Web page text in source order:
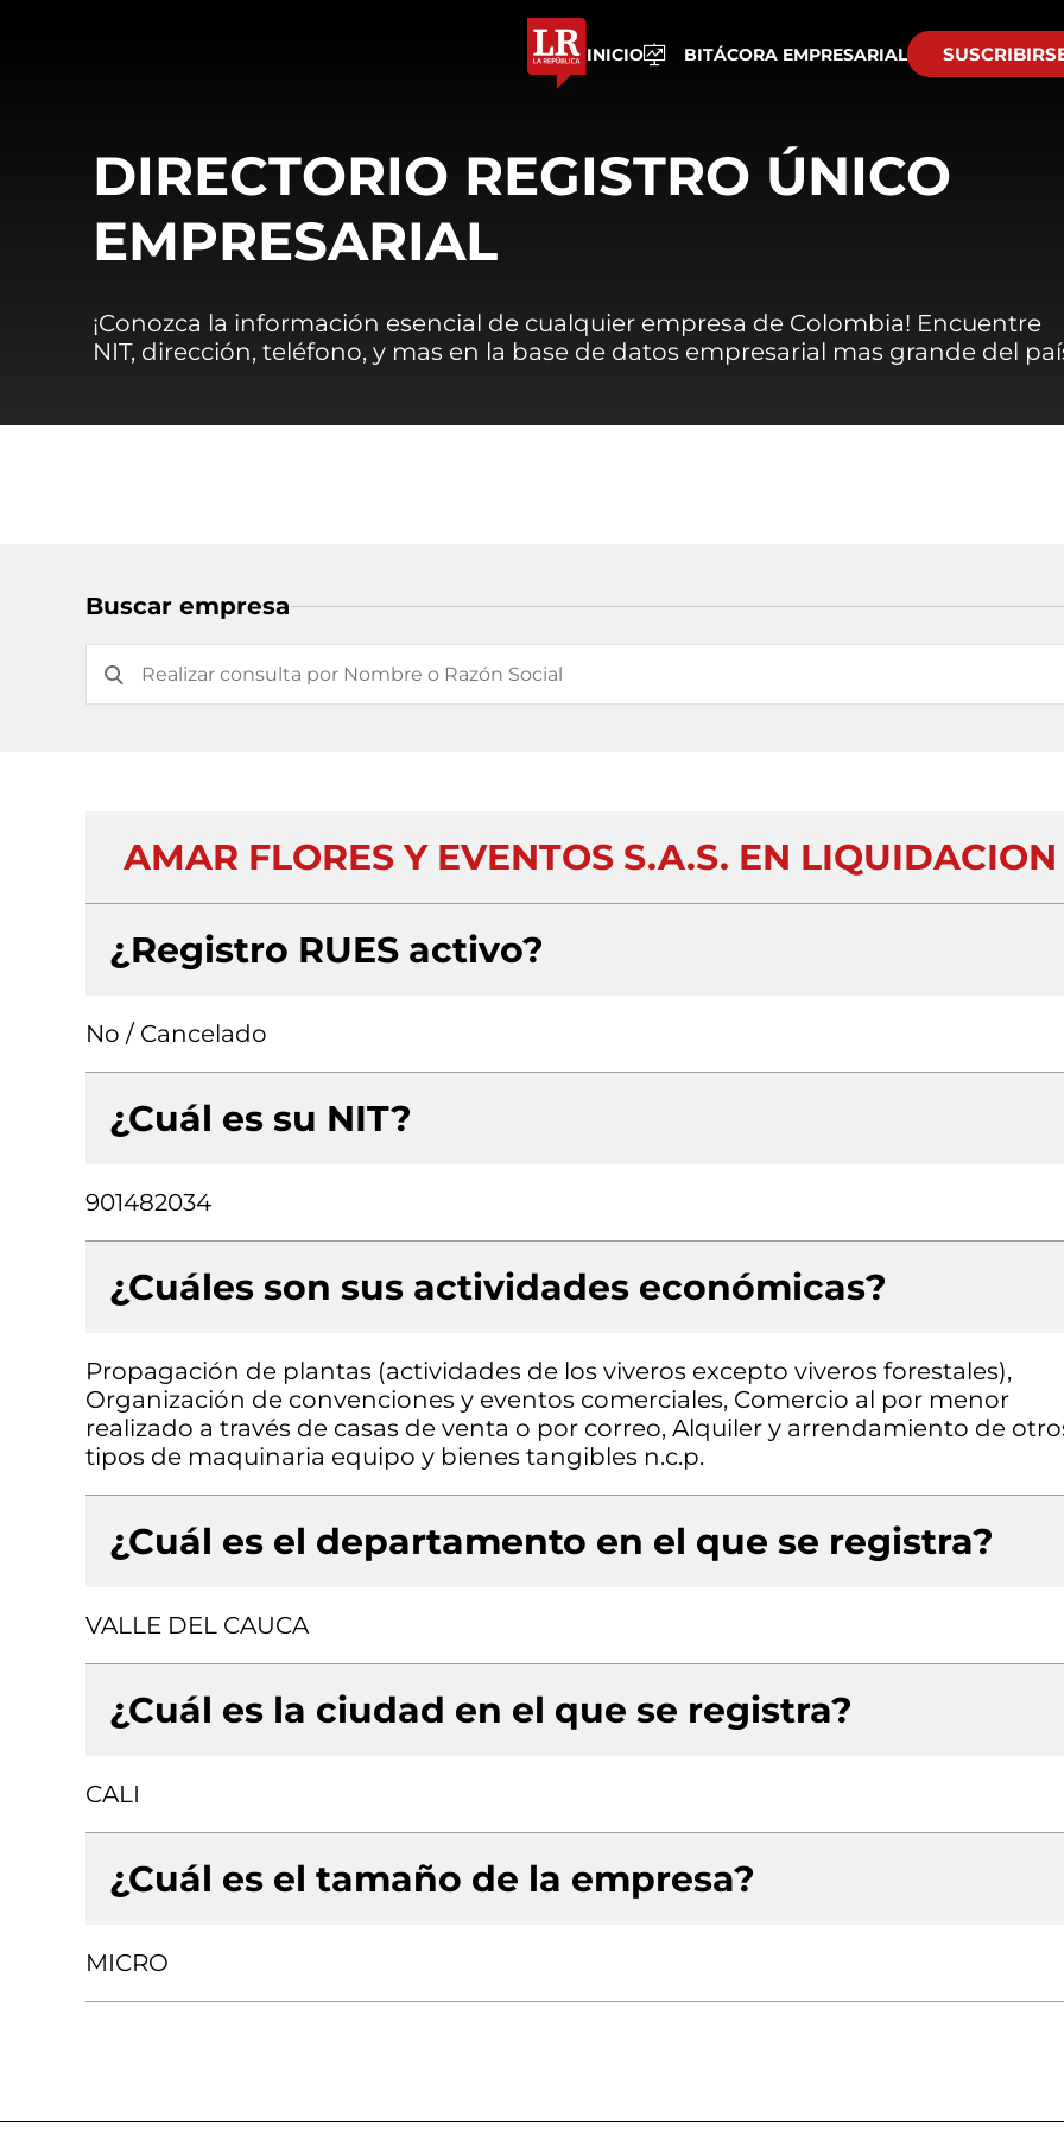
INICIO BITÁCORA EMPRESARIAL
DIRECTORIO REGISTRO ÚNICO
EMPRESARIAL
¡Conozca la información esencial de cualquier empresa de Colombia! Encuentre
NIT, dirección, teléfono, y mas en la base de datos empresarial mas grande del
Buscar empresa
AMAR FLORES Y EVENTOS S.A.S. EN LIQUIDACION
¿Registro RUES activo?
No / Cancelado
¿Cuál es su NIT?
901482034
¿Cuáles son sus actividades económicas?
Propagación de plantas (actividades de los viveros excepto viveros forestales),
Organización de convenciones y eventos comerciales, Comercio al por menor
realizado a través de casas de venta o por correo, Alquiler y arrendamiento de
tipos de maquinaria equipo y bienes tangibles n.c.p.
¿Cuál es el departamento en el que se registra?
VALLE DEL CAUCA
¿Cuál es la ciudad en el que se registra?
CALI
¿Cuál es el tamaño de la empresa?
MICRO